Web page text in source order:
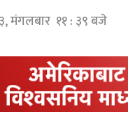
मंगलबार ११ : ३९ बजे